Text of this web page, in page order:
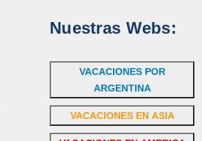
Nuestras Webs:
VACACIONES POR
ARGENTINA
VACACIONES EN ASIA